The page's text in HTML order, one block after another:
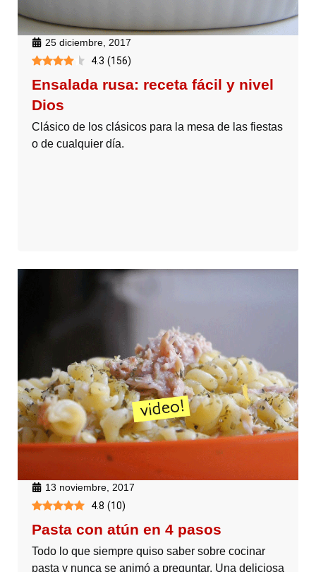
25 diciembre, 2017
4.3 (156)
Ensalada rusa: receta fácil y nivel
Dios
Clásico de los clásicos para la mesa de las fiestas
o de cualquier día.
13 noviembre, 2017
4.8 (10)
Pasta con atún en 4 pasos
Todo lo que siempre quiso saber sobre cocinar
pasta y nunca se animó a preguntar. Una deliciosa